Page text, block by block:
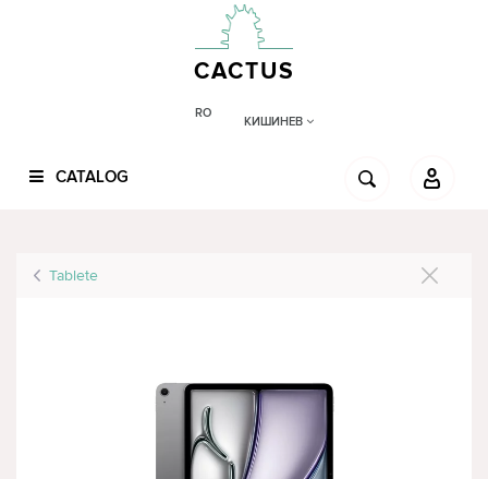
CACTUS
RO
КИШИНЕВ
CATALOG
Tablete